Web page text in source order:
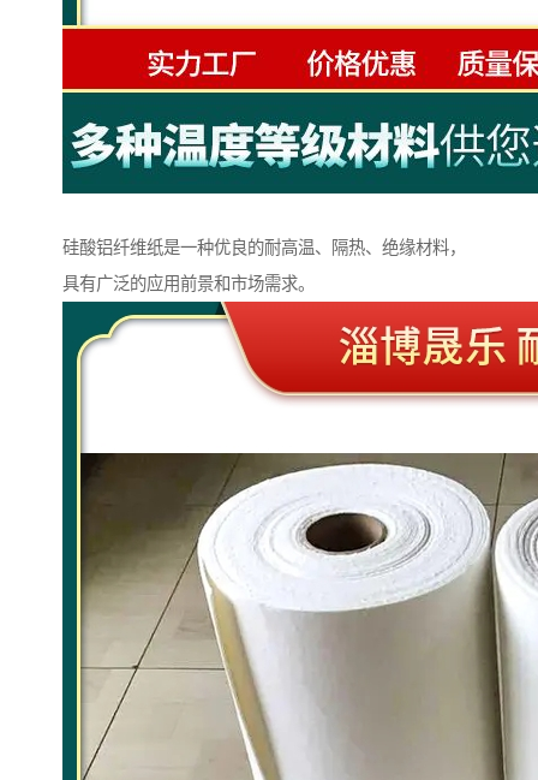
硅酸铝纤维纸是一种优良的耐高温、隔热、绝缘材料，
具有广泛的应用前景和市场需求。